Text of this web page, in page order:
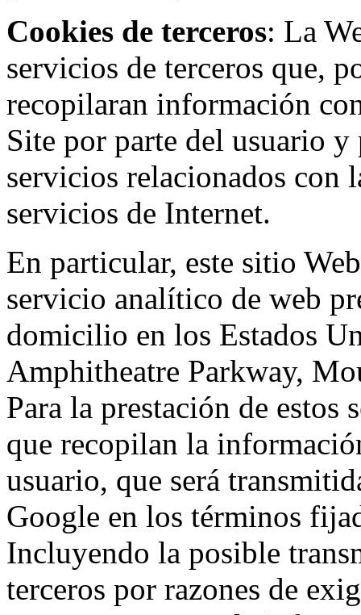
Cookies de terceros: La
servicios de terceros que,
recopilaran información
Site por parte del usuario
servicios relacionados con
servicios de Internet.
En particular, este sitio
servicio analítico de web
domicilio en los Estados
Amphitheatre Parkway,
Para la prestación de
que recopilan la
usuario, que será
Google en los términos
Incluyendo la posible
terceros por razones de